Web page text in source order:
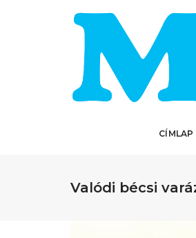
CÍMLAP
Valódi bécsi